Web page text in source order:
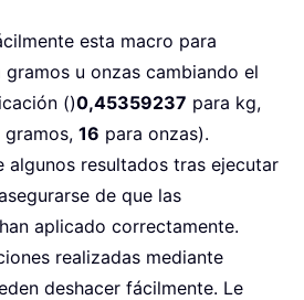
esta macro para
u onzas cambiando el
()0,45359237 para kg,
gramos, 16 para onzas).
algunos resultados tras ejecutar
de que las
aplicado correctamente.
realizadas mediante
deshacer fácilmente. Le